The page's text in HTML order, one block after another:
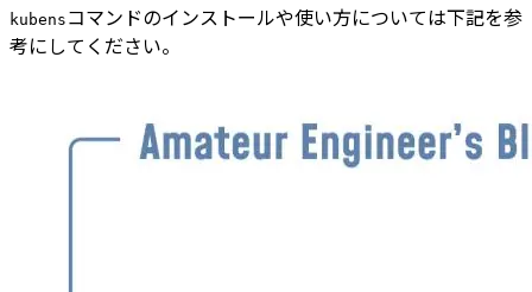
kubens コマンドのインストールや使い方については下記を参
考にしてください。